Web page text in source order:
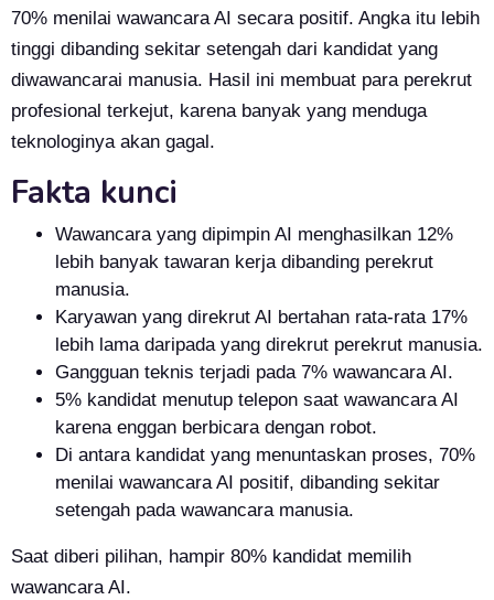
70% menilai wawancara AI secara positif. Angka itu lebih
tinggi dibanding sekitar setengah dari kandidat yang
diwawancarai manusia. Hasil ini membuat para perekrut
profesional terkejut, karena banyak yang menduga
teknologinya akan gagal.
Fakta kunci
Wawancara yang dipimpin AI menghasilkan 12%
lebih banyak tawaran kerja dibanding perekrut
manusia.
Karyawan yang direkrut AI bertahan rata-rata 17%
lebih lama daripada yang direkrut perekrut manusia.
Gangguan teknis terjadi pada 7% wawancara AI.
5% kandidat menutup telepon saat wawancara AI
karena enggan berbicara dengan robot.
Di antara kandidat yang menuntaskan proses, 70%
menilai wawancara AI positif, dibanding sekitar
setengah pada wawancara manusia.
Saat diberi pilihan, hampir 80% kandidat memilih
wawancara AI.